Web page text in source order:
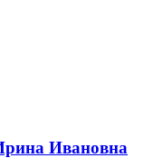
Ивановна